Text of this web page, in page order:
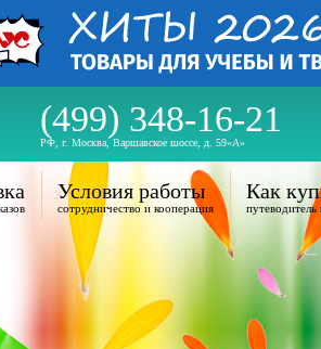
(499) 348-16-21
РФ, г. Москва, Варшавское шоссе, д. 59«А»
Условия работы
сотрудничество и кооперация
Как
путеводитель